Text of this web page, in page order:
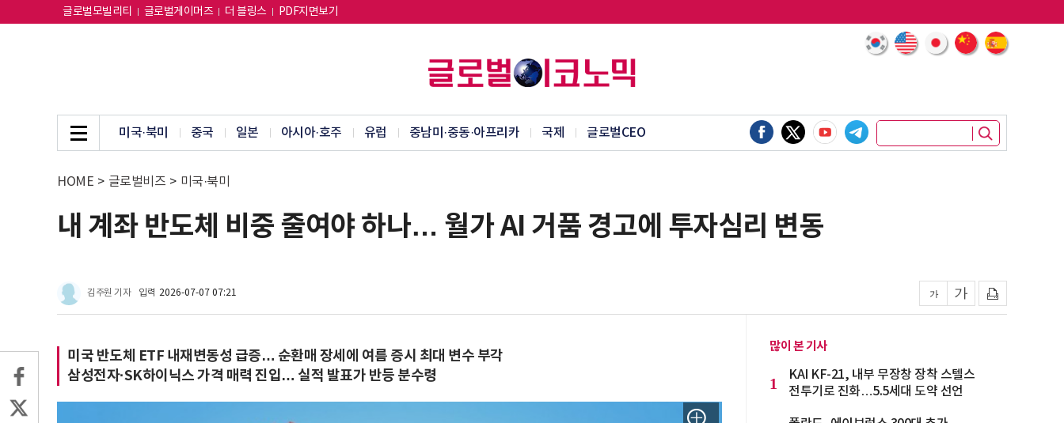
글로벌모빌리티 글로벌게이머즈 더 블링스 PDF지면보기
미국·북미 중국 일본 아시아·호주 유럽 중남미·중동·아프리카 국제 글로벌CEO
HOME > 글로벌비즈 > 미국·북미
내 계좌 반도체 비중 줄여야 하나… 월가 AI 거품 경고에 투자심리 변동
김주원 기자 입력 2026-07-07 07:21
미국 반도체 ETF 내재변동성 급증… 순환매 장세에 여름 증시 최대 변수 부각
삼성전자·SK하이닉스 가격 매력 진입… 실적 발표가 반등 분수령
많이 본 기사
1
KAI KF-21, 내부 무장창 장착 스텔스
전투기로 진화…5.5세대 도약 선언